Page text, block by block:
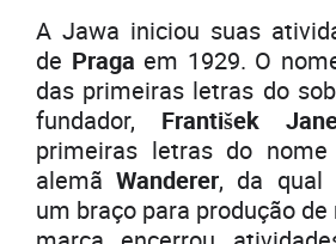
A Jawa iniciou suas
de Praga em 1929. O
das primeiras letras do
fundador, František
primeiras letras do nome
alemãWanderer, da qual
um braço para produção